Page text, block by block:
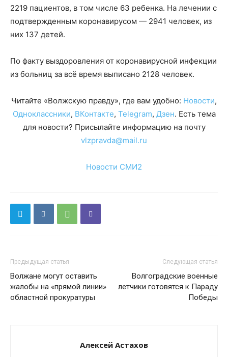
2219 пациентов, в том числе 63 ребенка. На лечении с
подтвержденным коронавирусом — 2941 человек, из
них 137 детей.
По факту выздоровления от коронавирусной инфекции
из больниц за всё время выписано 2128 человек.
Читайте «Волжскую правду», где вам удобно: Новости,
Одноклассники, ВКонтакте, Telegram, Дзен. Есть тема
для новости? Присылайте информацию на почту
vlzpravda@mail.ru
Новости СМИ2
Предыдущая статья
Волжане могут оставить
жалобы на «прямой линии»
областной прокуратуры
Следующая статья
Волгоградские военные
летчики готовятся к Параду
Победы
Алексей Астахов